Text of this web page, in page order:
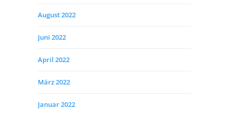
August 2022
Juni 2022
April 2022
März 2022
Januar 2022